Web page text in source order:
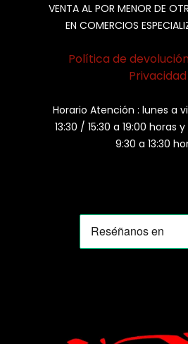
VENTA AL POR MENOR DE
EN COMERCIOS
Política de devolución
Privacidad
Horario Atención : lunes a
13:30 / 15:30 a 19:00 horas
9:30 a 13:30